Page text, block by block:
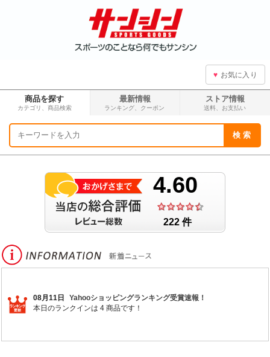
♥ お気に入り
商品を探す
カテゴリ、商品検索
最新情報
ランキング、 クーポン
ストア情報
送料、 お支払い